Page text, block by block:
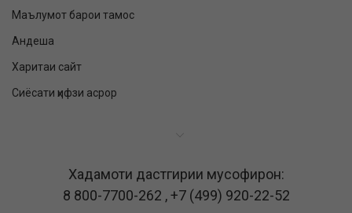
Маълумот барои тамос
Андеша
Харитаи сайт
Сиёсати ҳифзи асрор
Хадамоти дастгирии мусофирон:
8 800-7700-262 ,+7 (499) 920-22-52